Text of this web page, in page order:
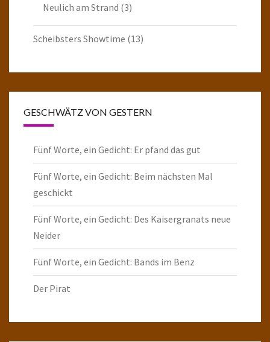
Neulich am Strand (3)
Scheibsters Showtime (13)
GESCHWÄTZ VON GESTERN
Fünf Worte, ein Gedicht: Er pfand das gut
Fünf Worte, ein Gedicht: Beim nächsten Mal
geschickt
Fünf Worte, ein Gedicht: Des Kaisergranats neue
Neider
Fünf Worte, ein Gedicht: Bands im Benz
Der Pirat